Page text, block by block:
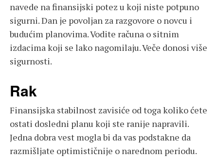
navede na finansijski potez u koji niste potpuno
sigurni. Dan je povoljan za razgovore o novcu i
budućim planovima. Vodite računa o sitnim
izdacima koji se lako nagomilaju. Veče donosi više
sigurnosti.
Rak
Finansijska stabilnost zavisiće od toga koliko ćete
ostati dosledni planu koji ste ranije napravili.
Jedna dobra vest mogla bi da vas podstakne da
razmišljate optimističnije o narednom periodu.